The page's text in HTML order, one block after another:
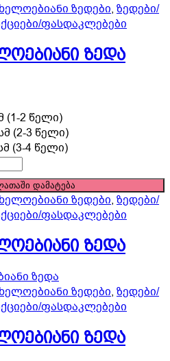
ზედები, ზედები/
ფასდაკლებები
ზედა
(1-2 წელი)
(2-3 წელი)
(3-4 წელი)
დამატება
ზედები, ზედები/
ფასდაკლებები
ზედა
ზედები, ზედები/
ფასდაკლებები
ზედა